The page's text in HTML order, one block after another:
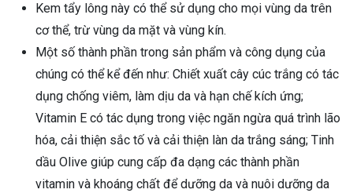
Kem tẩy lông này có thể sử dụng cho mọi vùng da trên
cơ thể, trừ vùng da mặt và vùng kín.
Một số thành phần trong sản phẩm và công dụng của
chúng có thể kể đến như: Chiết xuất cây cúc trắng có tác
dụng chống viêm, làm dịu da và hạn chế kích ứng;
Vitamin E có tác dụng trong việc ngăn ngừa quá trình lão
hóa, cải thiện sắc tố và cải thiện làn da trắng sáng; Tinh
dầu Olive giúp cung cấp đa dạng các thành phần
vitamin và khoáng chất để dưỡng da và nuôi dưỡng da